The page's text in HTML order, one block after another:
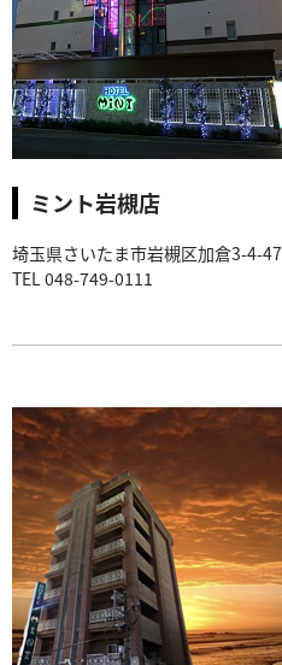
ミント岩槻店
埼玉県さいたま市岩槻区加倉3-4-47
TEL 048-749-0111